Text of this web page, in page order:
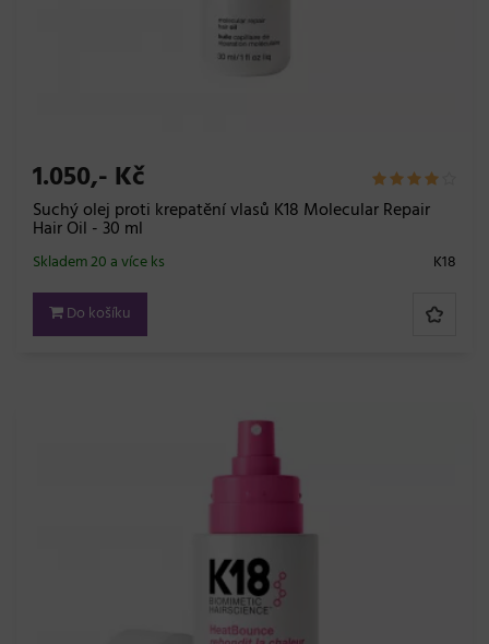
1.050,- Kč
Suchý olej proti krepatění vlasů K18 Molecular Repair
Hair Oil - 30 ml
K18
Skladem 20 a více ks
Do košíku